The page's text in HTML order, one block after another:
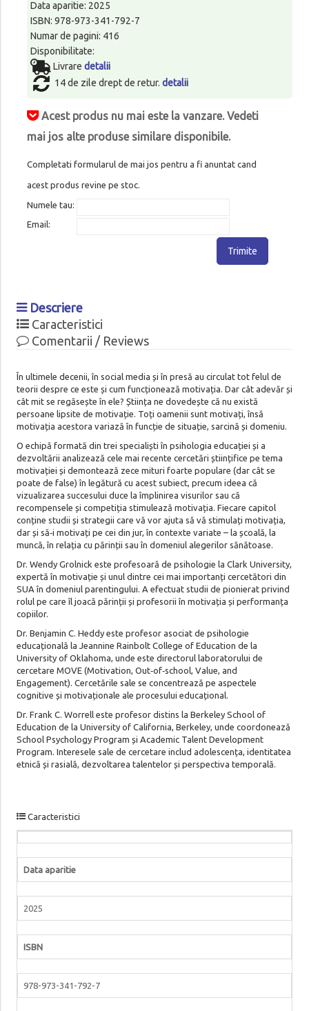
Data aparitie: 2025
ISBN: 978-973-341-792-7
Numar de pagini: 416
Disponibilitate:
Livrare detalii
14 de zile drept de retur. detalii
Acest produs nu mai este la vanzare. Vedeti
mai jos alte produse similare disponibile.
Completati formularul de mai jos pentru a fi anuntat cand
acest produs revine pe stoc.
Numele tau:
Email:
Trimite
Descriere
Caracteristici
Comentarii / Reviews
În ultimele decenii, în social media și în presă au circulat tot felul de
teorii despre ce este și cum funcționează motivația. Dar cât adevăr și
cât mit se regăsește în ele? Știința ne dovedește că nu există
persoane lipsite de motivație. Toți oamenii sunt motivați, însă
motivația acestora variază în funcție de situație, sarcină și domeniu.
O echipă formată din trei specialiști în psihologia educației și a
dezvoltării analizează cele mai recente cercetări științifice pe tema
motivației și demontează zece mituri foarte populare (dar cât se
poate de false) în legătură cu acest subiect, precum ideea că
vizualizarea succesului duce la împlinirea visurilor sau că
recompensele și competiția stimulează motivația. Fiecare capitol
conține studii și strategii care vă vor ajuta să vă stimulați motivația,
dar și să‑i motivați pe cei din jur, în contexte variate – la școală, la
muncă, în relația cu părinții sau în domeniul alegerilor sănătoase.
Dr. Wendy Grolnick este profesoară de psihologie la Clark University,
expertă în motivație și unul dintre cei mai importanți cercetători din
SUA în domeniul parentingului. A efectuat studii de pionierat privind
rolul pe care îl joacă părinții și profesorii în motivația și performanța
copiilor.
Dr. Benjamin C. Heddy este profesor asociat de psihologie
educațională la Jeannine Rainbolt College of Education de la
University of Oklahoma, unde este directorul laboratorului de
cercetare MOVE (Motivation, Out‑of‑school, Value, and
Engagement). Cercetările sale se concentrează pe aspectele
cognitive și motivaționale ale procesului educațional.
Dr. Frank C. Worrell este profesor distins la Berkeley School of
Education de la University of California, Berkeley, unde coordonează
School Psychology Program și Academic Talent Development
Program. Interesele sale de cercetare includ adolescența, identitatea
etnică și rasială, dezvoltarea talentelor și perspectiva temporală.
Caracteristici
Data aparitie
2025
ISBN
978-973-341-792-7